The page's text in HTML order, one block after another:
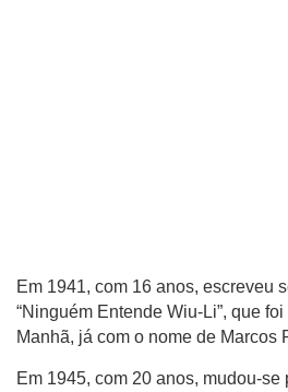
Em 1941, com 16 anos, escreveu
“Ninguém Entende Wiu-Li”, que
Manhã, já com o nome de Marcos
Em 1945, com 20 anos, mudou-